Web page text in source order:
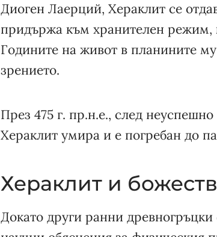
Диоген Лаерций, Хераклит се
придържа към хранителен режим,
Годините на живот в планините
зрението.
През 475 г. пр.н.е., след
Хераклит умира и е погребан до
Хераклит и
Докато други ранни